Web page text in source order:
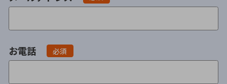
不貞・不倫慰謝料請求
内縁の夫婦
養育費
慰謝料
お電話 必須